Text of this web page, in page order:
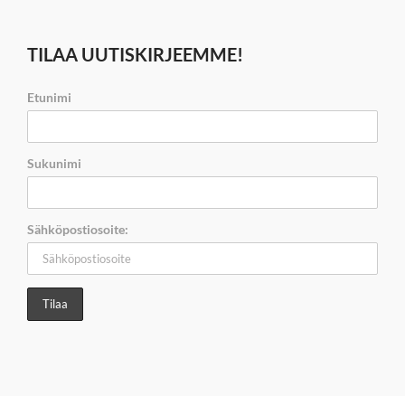
TILAA UUTISKIRJEEMME!
Etunimi
Sukunimi
Sähköpostiosoite: